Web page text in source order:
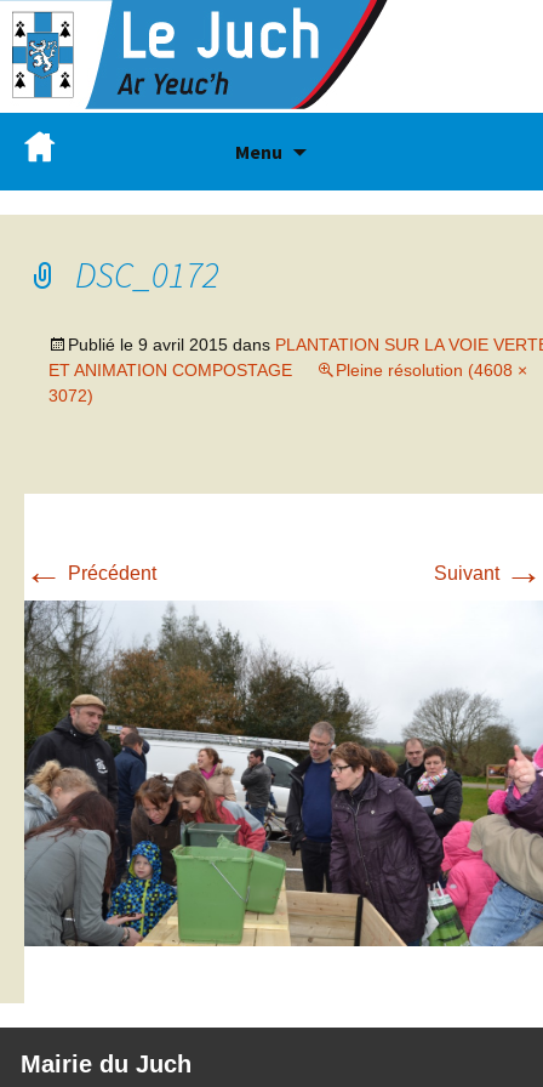
Menu
DSC_0172
Publié le 9 avril 2015 dans PLANTATION SUR LA VOIE
ET ANIMATION COMPOSTAGE
Pleine résolution (4608 ×
3072)
← Précédent Suivant →
Mairie du Juch